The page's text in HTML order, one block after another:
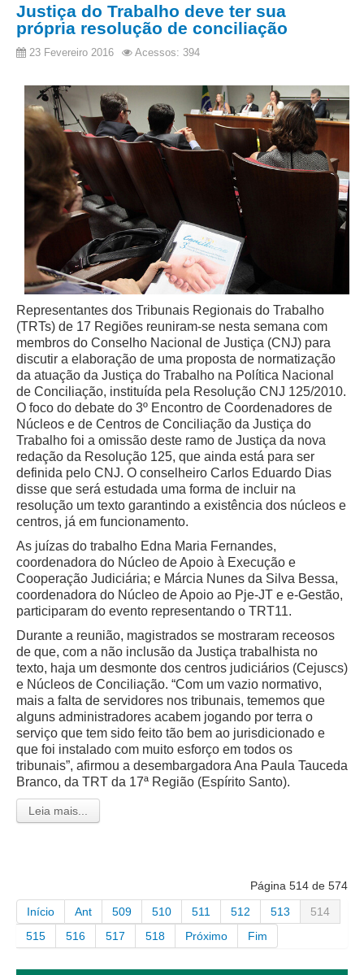
Justiça do Trabalho deve ter sua
própria resolução de conciliação
23 Fevereiro 2016 Acessos: 394
Representantes dos Tribunais Regionais do Trabalho
(TRTs) de 17 Regiões reuniram-se nesta semana com
membros do Conselho Nacional de Justiça (CNJ) para
discutir a elaboração de uma proposta de normatização
da atuação da Justiça do Trabalho na Política Nacional
de Conciliação, instituída pela Resolução CNJ 125/2010.
O foco do debate do 3º Encontro de Coordenadores de
Núcleos e de Centros de Conciliação da Justiça do
Trabalho foi a omissão deste ramo de Justiça da nova
redação da Resolução 125, que ainda está para ser
definida pelo CNJ. O conselheiro Carlos Eduardo Dias
disse que será estudada uma forma de incluir na
resolução um texto garantindo a existência dos núcleos e
centros, já em funcionamento.
As juízas do trabalho Edna Maria Fernandes,
coordenadora do Núcleo de Apoio à Execução e
Cooperação Judiciária; e Márcia Nunes da Silva Bessa,
coordenadora do Núcleo de Apoio ao Pje-JT e e-Gestão,
participaram do evento representando o TRT11.
Durante a reunião, magistrados se mostraram receosos
de que, com a não inclusão da Justiça trabalhista no
texto, haja um desmonte dos centros judiciários (Cejuscs)
e Núcleos de Conciliação. “Com um vazio normativo,
mais a falta de servidores nos tribunais, tememos que
alguns administradores acabem jogando por terra o
serviço que tem sido feito tão bem ao jurisdicionado e
que foi instalado com muito esforço em todos os
tribunais”, afirmou a desembargadora Ana Paula Tauceda
Branco, da TRT da 17ª Região (Espírito Santo).
Leia mais...
Página 514 de 574
Início
Ant 509 510 511 512 513
514
515
516 517 518 Próximo Fim